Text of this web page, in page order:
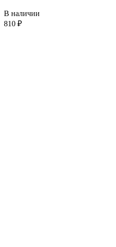
В наличии
810 ₽